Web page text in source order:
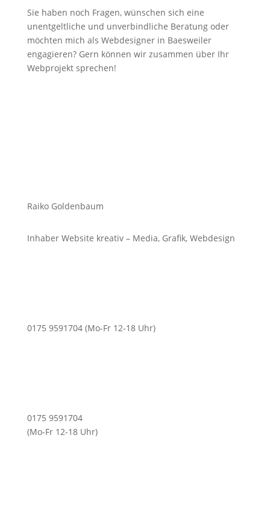
Sie haben noch Fragen, wünschen sich eine
unentgeltliche und unverbindliche Beratung oder
möchten mich als Webdesigner in Baesweiler
engagieren? Gern können wir zusammen über Ihr
Webprojekt sprechen!
Raiko Goldenbaum
Inhaber Website kreativ – Media, Grafik, Webdesign
0175 9591704 (Mo-Fr 12-18 Uhr)
0175 9591704
(Mo-Fr 12-18 Uhr)